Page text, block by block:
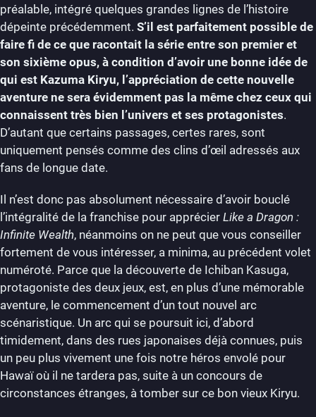
préalable, intégré quelques grandes lignes de l’histoire
dépeinte précédemment. S’il est parfaitement possible de
faire fi de ce que racontait la série entre son premier et
son sixième opus, à condition d’avoir une bonne idée de
qui est Kazuma Kiryu, l’appréciation de cette nouvelle
aventure ne sera évidemment pas la même chez ceux qui
connaissent très bien l’univers et ses protagonistes.
D’autant que certains passages, certes rares, sont
uniquement pensés comme des clins d’œil adressés aux
fans de longue date.
Il n’est donc pas absolument nécessaire d’avoir bouclé
l’intégralité de la franchise pour apprécier Like a Dragon :
Infinite Wealth, néanmoins on ne peut que vous conseiller
fortement de vous intéresser, a minima, au précédent volet
numéroté. Parce que la découverte de Ichiban Kasuga,
protagoniste des deux jeux, est, en plus d’une mémorable
aventure, le commencement d’un tout nouvel arc
scénaristique. Un arc qui se poursuit ici, d’abord
timidement, dans des rues japonaises déjà connues, puis
un peu plus vivement une fois notre héros envolé pour
Hawaï où il ne tardera pas, suite à un concours de
circonstances étranges, à tomber sur ce bon vieux Kiryu.